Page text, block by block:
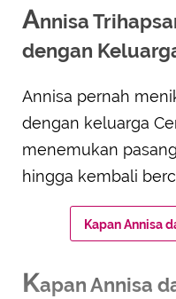
Annisa
dengan
Annisa pernah
dengan keluarga
menemukan
hingga kembali
Kapan Annisa